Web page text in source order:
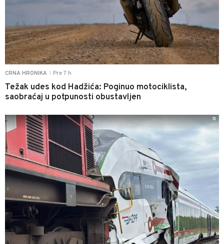
CRNA HRONIKA Pre 7 h
Težak udes kod Hadžića: Poginuo motociklista,
saobraćaj u potpunosti obustavljen
0